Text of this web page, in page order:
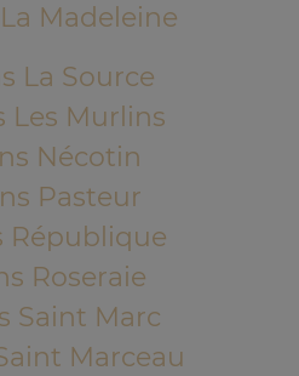
Madeleine
La Source
Les Murlins
Nécotin
Pasteur
République
Roseraie
Saint Marc
Marceau